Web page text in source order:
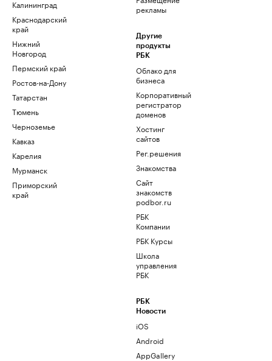
Калининград
Краснодарский
край
Нижний
Новгород
Пермский край
Ростов-на-Дону
Татарстан
Тюмень
Черноземье
Кавказ
Карелия
Мурманск
Приморский
край
рекламы
Другие
продукты
РБК
Облако для
бизнеса
Корпоративный
регистратор
доменов
Хостинг
сайтов
Рег.решения
Знакомства
Сайт
знакомств
podbor.ru
РБК
Компании
РБК Курсы
Школа
управления
РБК
РБК
Новости
iOS
Android
AppGallery